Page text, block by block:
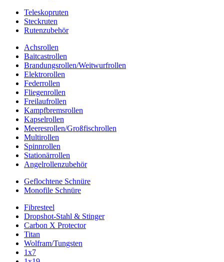
Teleskopruten
Steckruten
Rutenzubehör
Achsrollen
Baitcastrollen
Brandungsrollen/Weitwurfrollen
Elektrorollen
Federrollen
Fliegenrollen
Freilaufrollen
Kampfbremsrollen
Kapselrollen
Meeresrollen/Großfischrollen
Multirollen
Spinnrollen
Stationärrollen
Angelrollenzubehör
Geflochtene Schnüre
Monofile Schnüre
Fibresteel
Dropshot-Stahl & Stinger
Carbon X Protector
Titan
Wolfram/Tungsten
1x7